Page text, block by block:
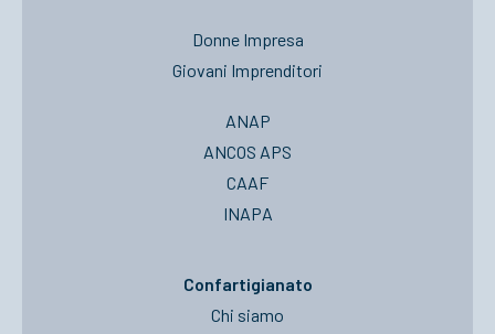
Donne Impresa
Giovani Imprenditori
ANAP
ANCOS APS
CAAF
INAPA
Confartigianato
Chi siamo